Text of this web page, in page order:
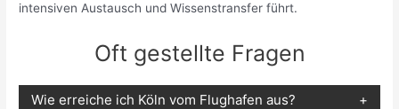
intensiven Austausch und Wissenstransfer führt.
Oft gestellte Fragen
Wie erreiche ich Köln vom Flughafen aus?